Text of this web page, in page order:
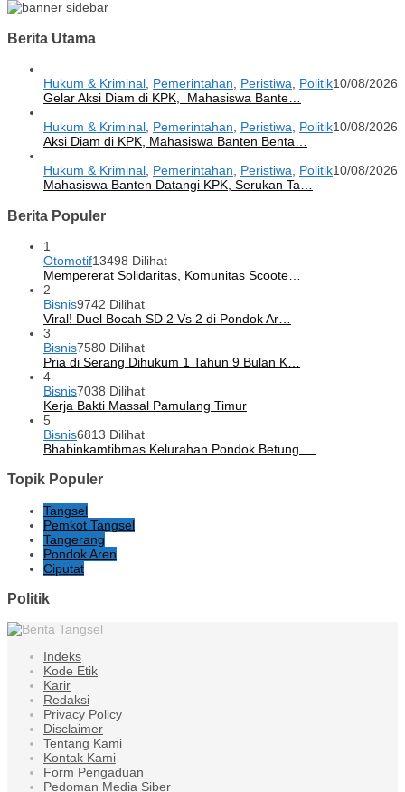
Berita Utama
Hukum & Kriminal Pemerintahan Peristiwa Politik10/08/2026
Gelar Aksi Diam di KPK, Mahasiswa Bante…
Hukum & Kriminal Pemerintahan Peristiwa Politik10/08/2026
Aksi Diam di KPK, Mahasiswa Banten Benta…
Hukum & Kriminal Pemerintahan Peristiwa Politik10/08/2026
Mahasiswa Banten Datangi KPK, Serukan Ta…
Berita Populer
1
Otomotif13498 Dilihat
Mempererat Solidaritas, Komunitas Scoote…
2
Bisnis9742 Dilihat
Viral! Duel Bocah SD 2 Vs 2 di Pondok Ar…
3
Bisnis7580 Dilihat
Pria di Serang Dihukum 1 Tahun 9 Bulan K…
4
Bisnis7038 Dilihat
Kerja Bakti Massal Pamulang Timur
5
Bisnis6813 Dilihat
Bhabinkamtibmas Kelurahan Pondok Betung …
Topik Populer
Tangsel
Pemkot Tangsel
Tangerang
Pondok Aren
Ciputat
Politik
Indeks
Kode Etik
Karir
Redaksi
Privacy Policy
Disclaimer
Tentang Kami
Kontak Kami
Form Pengaduan
Pedoman Media Siber